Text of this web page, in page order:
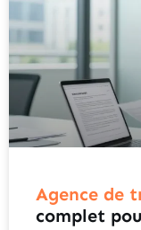
Agence de
complet